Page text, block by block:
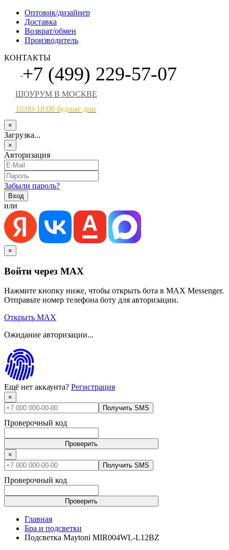
Оптовик/дизайнер
Доставка
Возврат/обмен
Производитель
КОНТАКТЫ
+7 (499) 229-57-07
ШОУРУМ В МОСКВЕ
10:00-18:00 будние дни
×
Загрузка...
×
Авторизация
Забыли пароль?
или
×
Войти через MAX
Нажмите кнопку ниже, чтобы открыть бота в MAX Messenger.
Отправьте номер телефона боту для авторизации.
Открыть MAX
Ожидание авторизации...
Ещё нет аккаунта? Регистрация
×
Получить SMS
Проверочный код
Проверить
×
Получить SMS
Проверочный код
Проверить
Главная
Бра и подсветки
Подсветка Maytoni MIR004WL-L12BZ